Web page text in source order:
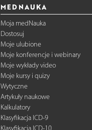
MEDNAUKA
Moja medNauka
Dostosuj
Moje ulubione
Moje konferencje i webinary
Moje wykłady video
Moje kursy i quizy
Wytyczne
Artykuły naukowe
Kalkulatory
Klasyfikacja ICD-9